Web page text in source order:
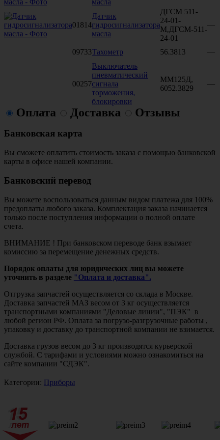
01814
Датчик
гидросигнализатора
масла
ДГСМ 511-
24-01-
М,ДГСМ-511-
24-01
—
09733Тахометр 56.3813 —
00257
Выключатель
пневматический
сигнала
торможения,
блокировки
ММ125Д,
6052.3829
—
Оплата Доставка Отзывы
Банковская карта
Вы сможете оплатить стоимость заказа с помощью банковской
карты в офисе нашей компании.
Банковский перевод
Вы можете воспользоваться данным видом платежа для 100%
предоплаты любого заказа. Комплектация заказа начинается
только после поступления информации о полной оплате
счета.
ВНИМАНИЕ ! При банковском переводе банк взымает
комиссию за перемещение денежных средств.
Порядок оплаты для юридических лиц вы можете
уточнить в разделе "Оплата и доставка".
Отгрузка запчастей осуществляется со склада в Москве.
Доставка запчастей МАЗ весом от 3 кг осуществляется
транспортными компаниями "Деловые линии", "ПЭК" в
любой регион РФ. Оплата за погрузо-разгрузочные работы ,
упаковку и доставку до транспортной компании не взимается.
Доставка грузов весом до 3 кг производятся курьерской
службой. С тарифами и условиями можно ознакомиться на
сайте компании "СДЭК".
Категории: Приборы